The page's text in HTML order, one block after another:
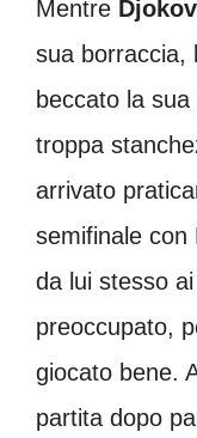
Mentre
sua borraccia,
beccato la
troppa
arrivato
semifinale
da lui stesso ai
preoccupato,
giocato bene.
partita dopo